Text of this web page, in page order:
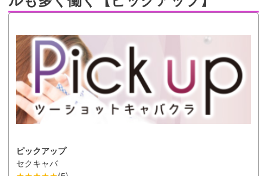
ピックアップ
セクキャバ